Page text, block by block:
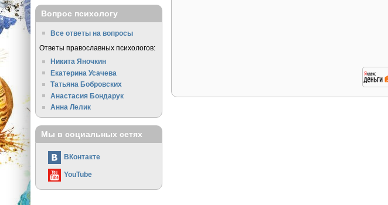
Вопрос психологу
Все ответы на вопросы
Ответы православных психологов:
Никита Яночкин
Екатерина Усачева
Татьяна Бобровских
Анастасия Бондарук
Анна Лелик
Мы в социальных сетях
ВКонтакте
YouTube